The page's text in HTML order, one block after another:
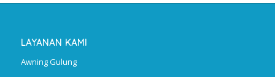
LAYANAN KAMI
Awning Gulung